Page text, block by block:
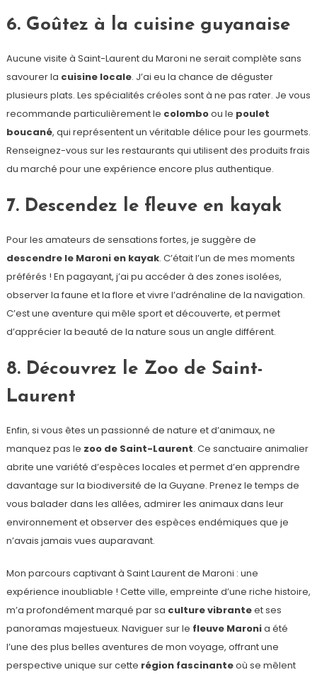
6. Goûtez à la cuisine guyanaise
Aucune visite à Saint-Laurent du Maroni ne serait complète sans
savourer la cuisine locale. J’ai eu la chance de déguster
plusieurs plats. Les spécialités créoles sont à ne pas rater. Je vous
recommande particulièrement le colomboou le poulet
boucané, qui représentent un véritable délice pour les gourmets.
Renseignez-vous sur les restaurants qui utilisent des produits frais
du marché pour une expérience encore plus authentique.
7. Descendez le fleuve en kayak
Pour les amateurs de sensations fortes, je suggère de
descendre le Maroni en kayak. C’était l’un de mes moments
préférés ! En pagayant, j’ai pu accéder à des zones isolées,
observer la faune et la flore et vivre l’adrénaline de la navigation.
C’est une aventure qui mêle sport et découverte, et permet
d’apprécier la beauté de la nature sous un angle différent.
8. Découvrez le Zoo de Saint-
Laurent
Enfin, si vous êtes un passionné de nature et d’animaux, ne
manquez pas le zoo de Saint-Laurent. Ce sanctuaire animalier
abrite une variété d’espèces locales et permet d’en apprendre
davantage sur la biodiversité de la Guyane. Prenez le temps de
vous balader dans les allées, admirer les animaux dans leur
environnement et observer des espèces endémiques que je
n’avais jamais vues auparavant.
Mon parcours captivant à Saint Laurent de Maroni : une
expérience inoubliable ! Cette ville, empreinte d’une riche histoire,
m’a profondément marqué par sa culture vibranteet ses
panoramas majestueux. Naviguer sur le fleuve Maronia été
l’une des plus belles aventures de mon voyage, offrant une
perspective unique sur cette région fascinanteoù se mêlent